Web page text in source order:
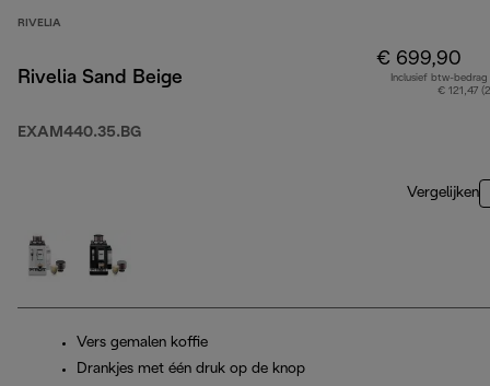
RIVELIA
Rivelia Sand Beige
EXAM440.35.BG
€ 699,90
Inclusief btw-bedrag
€ 121,47
Vergelijken
Vers gemalen koffie
Drankjes met één druk op de knop